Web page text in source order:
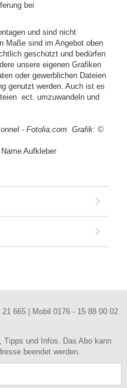
bei
und sind nicht
Maße sind im Angebot oben
geschützt und bedürfen
unsere eigenen Grafiken
oder gewerblichen Dateien
genutzt werden. Auch ist es
ect. umzuwandeln und
- Fotolia.com Grafik: ©
Aufkleber
665 | Mobil 0176 - 15 88 00 02
Tipps und Infos. Das Abo kann
beendet werden.